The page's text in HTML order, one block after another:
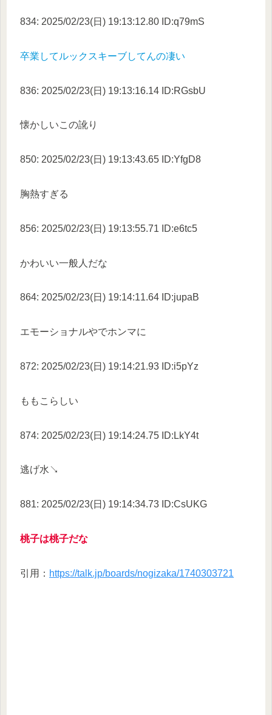
834: 2025/02/23(日) 19:13:12.80 ID:q79mS
卒業してルックスキーブしてんの凄い
836: 2025/02/23(日) 19:13:16.14 ID:RGsbU
懐かしいこの訛り
850: 2025/02/23(日) 19:13:43.65 ID:YfgD8
胸熱すぎる
856: 2025/02/23(日) 19:13:55.71 ID:e6tc5
かわいい一般人だな
864: 2025/02/23(日) 19:14:11.64 ID:jupaB
エモーショナルやでホンマに
872: 2025/02/23(日) 19:14:21.93 ID:i5pYz
ももこらしい
874: 2025/02/23(日) 19:14:24.75 ID:LkY4t
逃げ水↘
881: 2025/02/23(日) 19:14:34.73 ID:CsUKG
桃子は桃子だな
引用： https://talk.jp/boards/nogizaka/1740303721